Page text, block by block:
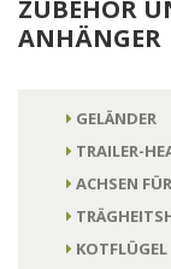
ZUBEHÖR
ANHÄNGER
GELÄNDER
TRAILER-
ACHSEN
KOTFLÜGEL